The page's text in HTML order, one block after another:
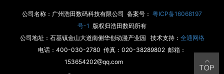
公司名称：广州浩田数码科技有限公司 备案号： 粤ICP备16068197
号-1 版权归浩田数码所有
公司地址：石基镇金山大道南侧华创动漫产业园 技术支持： 全通网络
电话：400-030-2780 传真：020-38289802 邮箱：
153654202@qq.com